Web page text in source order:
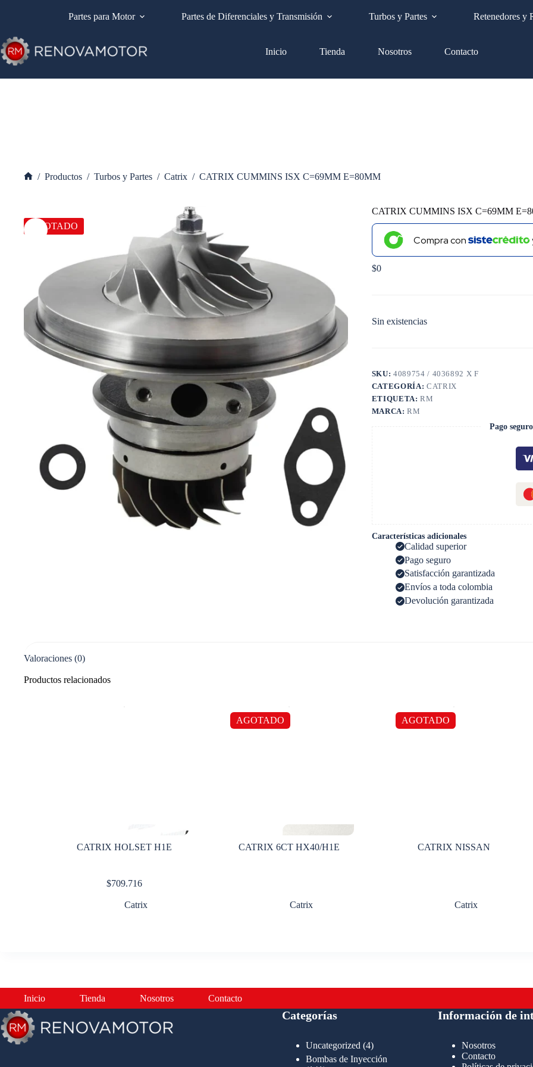
Inicio Tienda Nosotros Contacto
Partes para Motor Partes de Diferenciales y Transmisión Turbos y Partes Retenedores y
/ Productos / Turbos y Partes / Catrix / CATRIX CUMMINS ISX C=69MM E=80MM
AGOTADO
CATRIX CUMMINS ISX C=69MM
Compra con
$0
Sin existencias
SKU:4089754 / 4036892 X F
CATEGORÍA: CATRIX
ETIQUETA:RM
MARCA:RM
Pago
Características adicionales
Calidad superior
Pago seguro
Satisfacción garantizada
Envíos a toda colombia
Devolución garantizada
Valoraciones (0)
Productos relacionados
CATRIX HOLSET H1E
$709.716
Catrix
AGOTADO
CATRIX 6CT HX40/H1E
Catrix
AGOTADO
CATRIX NISSAN
Catrix
Inicio Tienda Nosotros Contacto
Categorías
Uncategorized 44
productos
Bombas de Inyección
Información de
Nosotros
Contacto